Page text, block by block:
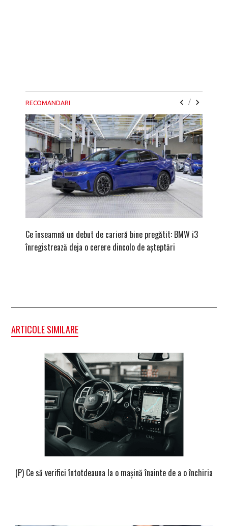
RECOMANDARI /
Ce înseamnă un debut de carieră bine pregătit: BMW i3
înregistrează deja o cerere dincolo de așteptări
ARTICOLE SIMILARE
(P) Ce să verifici întotdeauna la o mașină înainte de a o închiria